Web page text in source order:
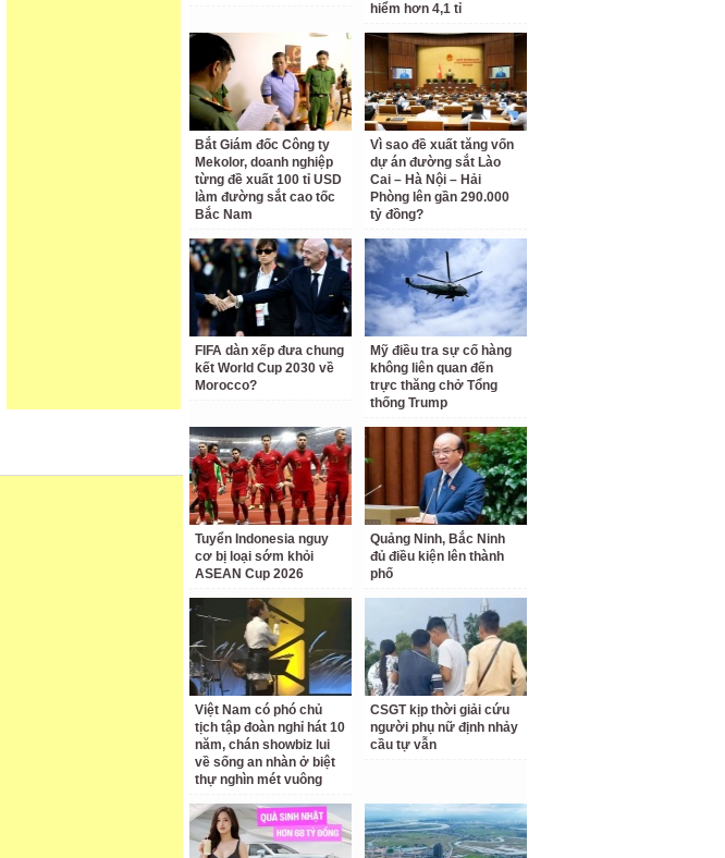
hiểm hơn 4,1 tỉ
Bắt Giám đốc Công ty
Mekolor, doanh nghiệp
từng đề xuất 100 tỉ USD
làm đường sắt cao tốc
Bắc Nam
Vì sao đề xuất tăng vốn
dự án đường sắt Lào
Cai – Hà Nội – Hải
Phòng lên gần 290.000
tỷ đồng?
FIFA dàn xếp đưa chung
kết World Cup 2030 về
Morocco?
Mỹ điều tra sự cố hàng
không liên quan đến
trực thăng chở Tổng
thống Trump
Tuyển Indonesia nguy
cơ bị loại sớm khỏi
ASEAN Cup 2026
Quảng Ninh, Bắc Ninh
đủ điều kiện lên thành
phố
Việt Nam có phó chủ
tịch tập đoàn nghỉ hát 10
năm, chán showbiz lui
về sống an nhàn ở biệt
thự nghìn mét vuông
CSGT kịp thời giải cứu
người phụ nữ định nhảy
cầu tự vẫn